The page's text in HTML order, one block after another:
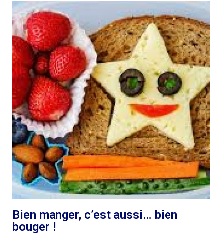
Bien manger, c’est aussi… bien
bouger !